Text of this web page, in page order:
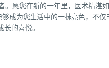
愿您在新的一年里，医术精湛如
成为您生活中的一抹亮色，不
的喜悦。